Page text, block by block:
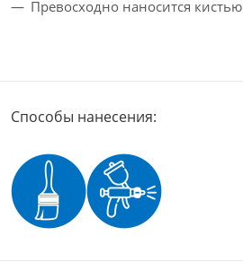
Превосходно наносится кистью
Способы нанесения: